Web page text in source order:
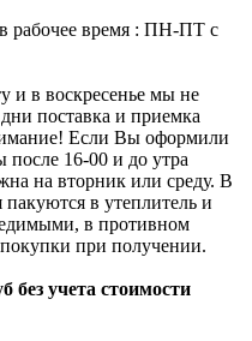
рабочее время : ПН-ПТ с
и в воскресенье мы не
поставка и приемка
Если Вы оформили
после 16-00 и до утра
на вторник или среду. В
пакуются в утеплитель и
в противном
покупки при получении.
без учета стоимости